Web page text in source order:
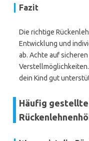
Fazit
Die richtige
Entwicklung und
ab. Achte auf
dein Kind gut
Häufig gestellte